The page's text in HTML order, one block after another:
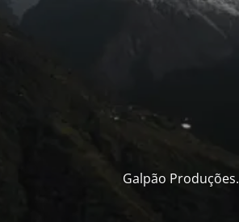
Galpão Produções.